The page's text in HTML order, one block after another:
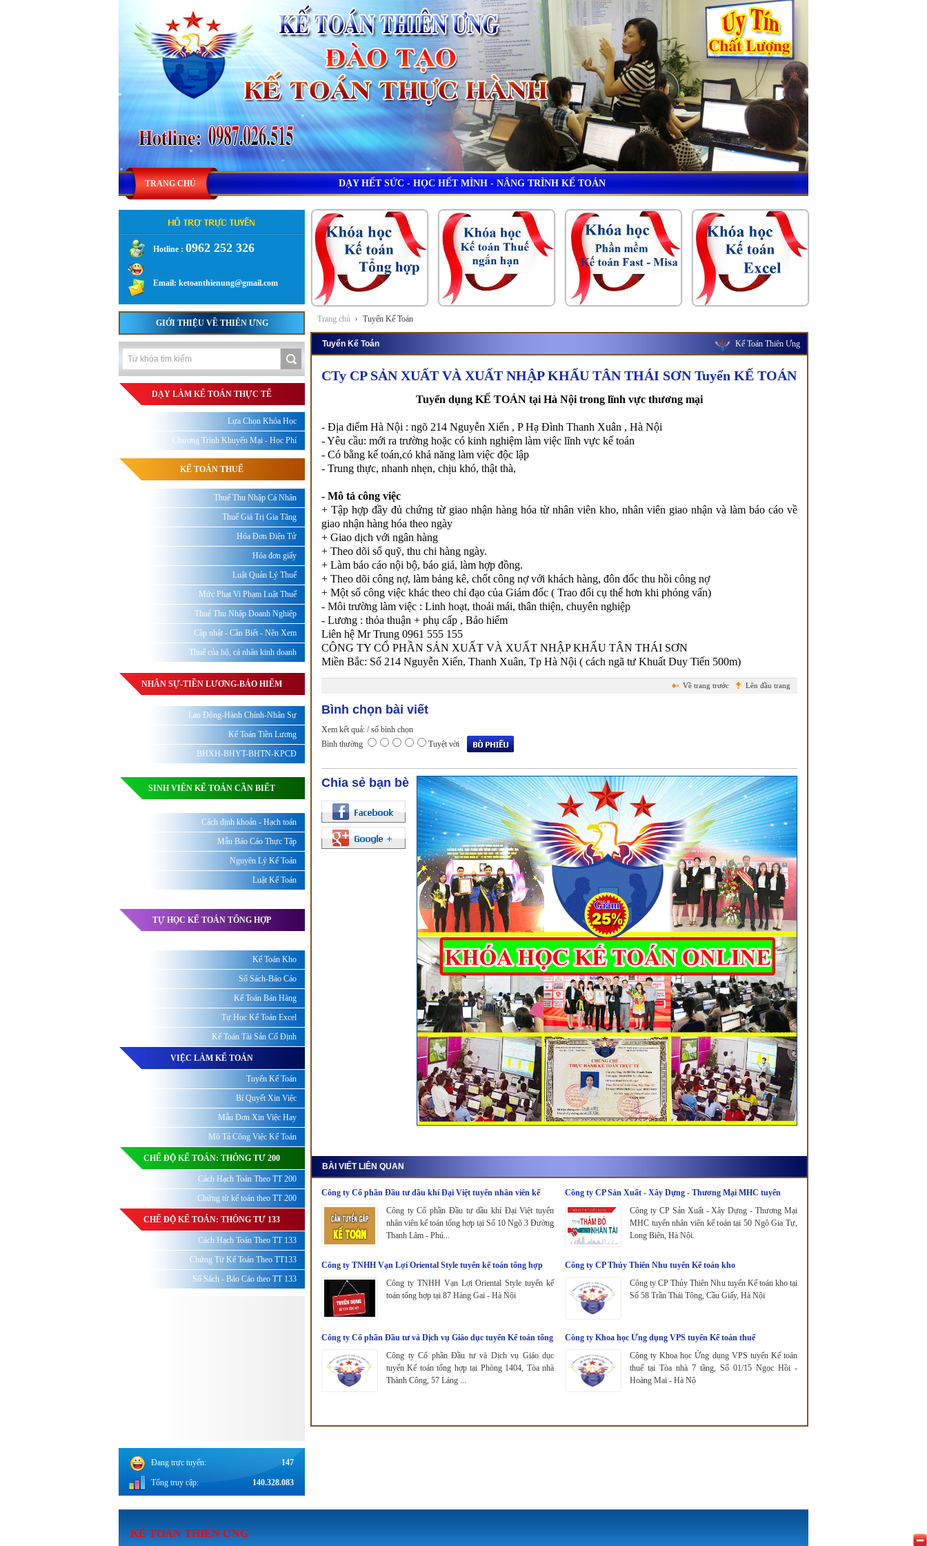
DẠY HẾT SỨC - HỌC HẾT MÌNH - NÂNG TRÌNH KẾ TOÁN
TRANG CHỦ
Trang chủ Tuyển Kế Toán
Tuyển Kế Toán Kế Toán Thiên Ưng
CTy CP SẢN XUẤT VÀ XUẤT NHẬP KHẨU TÂN THÁI SƠN Tuyển KẾ TOÁN
Tuyển dụng KẾ TOÁN tại Hà Nội trong lĩnh vực thương mại
- Địa điểm Hà Nội : ngõ 214 Nguyễn Xiển , P Hạ Đình Thanh Xuân , Hà Nội
- Yêu cầu: mới ra trường hoặc có kinh nghiệm làm việc lĩnh vực kế toán
- Có bằng kế toán,có khả năng làm việc độc lập
- Trung thực, nhanh nhẹn, chịu khó, thật thà,
- Mô tả công việc
+ Tập hợp đầy đủ chứng từ giao nhận hàng hóa từ nhân viên kho, nhân viên giao nhận và làm báo cáo về
giao nhận hàng hóa theo ngày
+ Giao dịch với ngân hàng
+ Theo dõi sổ quỹ, thu chi hàng ngày.
+ Làm báo cáo nội bộ, báo giá, làm hợp đồng.
+ Theo dõi công nợ, làm bảng kê, chốt công nợ với khách hàng, đôn đốc thu hồi công nợ
+ Một số công việc khác theo chỉ đạo của Giám đốc ( Trao đổi cụ thể hơn khi phỏng vấn)
- Môi trường làm việc : Linh hoạt, thoải mái, thân thiện, chuyên nghiệp
- Lương : thỏa thuận + phụ cấp , Bảo hiểm
Liên hệ Mr Trung 0961 555 155
CÔNG TY CỔ PHẦN SẢN XUẤT VÀ XUẤT NHẬP KHẨU TÂN THÁI SƠN
Miền Bắc: Số 214 Nguyễn Xiển, Thanh Xuân, Tp Hà Nội ( cách ngã tư Khuất Duy Tiến 500m)
Lên đầu trang
Về trang trước
Bình chọn bài viết
Xem kết quả: / số bình chọn
Bình thường
Tuyệt vời
Chia sẻ bạn bè
BÀI VIẾT LIÊN QUAN
Công ty Cổ phần Đầu tư dầu khí Đại Việt tuyển nhân viên kế
Công ty Cổ phần Đầu tư dầu khí Đại Việt tuyển
nhân viên kế toán tổng hợp tại Số 10 Ngõ 3 Đường
Thanh Lãm - Phú...
Công ty CP Sản Xuất - Xây Dựng - Thương Mại MHC tuyển
Công ty CP Sản Xuất - Xây Dựng - Thương Mại
MHC tuyển nhân viên kế toán tại 50 Ngô Gia Tự,
Long Biên, Hà Nội.
Công ty TNHH Vạn Lợi Oriental Style tuyển kế toán tổng hợp
Công ty TNHH Vạn Lợi Oriental Style tuyển kế
toán tổng hợp tại 87 Hàng Gai - Hà Nội
Công ty CP Thủy Thiên Nhu tuyển Kế toán kho
Công ty CP Thủy Thiên Nhu tuyển Kế toán kho tại
Số 58 Trần Thái Tông, Cầu Giấy, Hà Nội
Công ty Cổ phần Đầu tư và Dịch vụ Giáo dục tuyển Kế toán tổng
Công ty Cổ phần Đầu tư và Dịch vụ Giáo dục
tuyển Kế toán tổng hợp tại Phòng 1404, Tòa nhà
Thành Công, 57 Láng ...
Công ty Khoa học Ứng dụng VPS tuyển Kế toán thuế
Công ty Khoa học Ứng dụng VPS tuyển Kế toán
thuế tại Tòa nhà 7 tầng, Số 01/15 Ngọc Hồi -
Hoàng Mai - Hà Nộ
Hotline : 0962 252 326
.
Email: ketoanthienung@gmail.com
GIỚI THIỆU VỀ THIÊN ƯNG
DẠY LÀM KẾ TOÁN THỰC TẾ
Lựa Chọn Khóa Học
Chương Trình Khuyến Mại - Học Phí
KẾ TOÁN THUẾ
Thuế Thu Nhập Cá Nhân
Thuế Giá Trị Gia Tăng
Hóa Đơn Điện Tử
Hóa đơn giấy
Luật Quản Lý Thuế
Mức Phạt Vi Phạm Luật Thuế
Thuế Thu Nhập Doanh Nghiệp
Cập nhật - Cần Biết - Nên Xem
Thuế của hộ, cá nhân kinh doanh
NHÂN SỰ-TIỀN LƯƠNG-BẢO HIỂM
Lao Động-Hành Chính-Nhân Sự
Kế Toán Tiền Lương
BHXH-BHYT-BHTN-KPCĐ
SINH VIÊN KẾ TOÁN CẦN BIẾT
Cách định khoản - Hạch toán
Mẫu Báo Cáo Thực Tập
Nguyên Lý Kế Toán
Luật Kế Toán
TỰ HỌC KẾ TOÁN TỔNG HỢP
Kế Toán Kho
Sổ Sách-Báo Cáo
Kế Toán Bán Hàng
Tự Học Kế Toán Excel
Kế Toán Tài Sản Cố Định
VIỆC LÀM KẾ TOÁN
Tuyển Kế Toán
Bí Quyết Xin Việc
Mẫu Đơn Xin Việc Hay
Mô Tả Công Việc Kế Toán
CHẾ ĐỘ KẾ TOÁN: THÔNG TƯ 200
Cách Hạch Toán Theo TT 200
Chứng từ kế toán theo TT 200
CHẾ ĐỘ KẾ TOÁN: THÔNG TƯ 133
Cách Hạch Toán Theo TT 133
Chứng Từ Kế Toán Theo TT133
Sổ Sách - Báo Cáo theo TT 133
Đang trực tuyến: 147
Tổng truy cập: 140.328.083
KẾ TOÁN THIÊN ƯNG